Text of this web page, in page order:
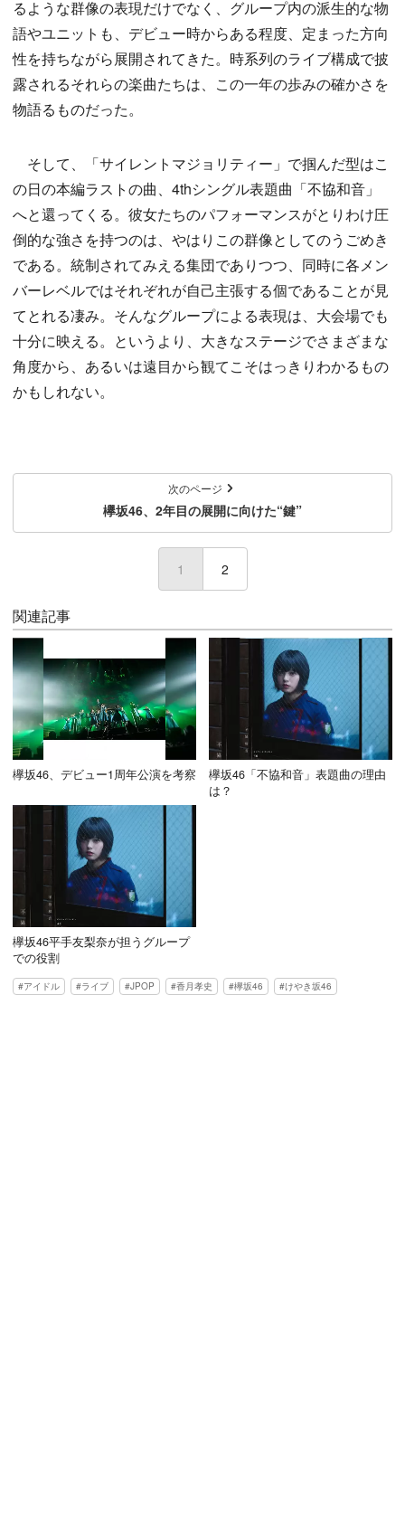
るような群像の表現だけでなく、グループ内の派生的な物
語やユニットも、デビュー時からある程度、定まった方向
性を持ちながら展開されてきた。時系列のライブ構成で披
露されるそれらの楽曲たちは、この一年の歩みの確かさを
物語るものだった。
そして、「サイレントマジョリティー」で掴んだ型はこ
の日の本編ラストの曲、4thシングル表題曲「不協和音」
へと還ってくる。彼女たちのパフォーマンスがとりわけ圧
倒的な強さを持つのは、やはりこの群像としてのうごめき
である。統制されてみえる集団でありつつ、同時に各メン
バーレベルではそれぞれが自己主張する個であることが見
てとれる凄み。そんなグループによる表現は、大会場でも
十分に映える。というより、大きなステージでさまざまな
角度から、あるいは遠目から観てこそはっきりわかるもの
かもしれない。
次のページ
欅坂46、2年目の展開に向けた“鍵”
1 (current)
2
関連記事
欅坂46、デビュー1周年公演を考察
欅坂46「不協和音」表題曲の理由
は？
欅坂46平手友梨奈が担うグループ
での役割
アイドル ライブ JPOP 香月孝史 欅坂46 けやき坂46